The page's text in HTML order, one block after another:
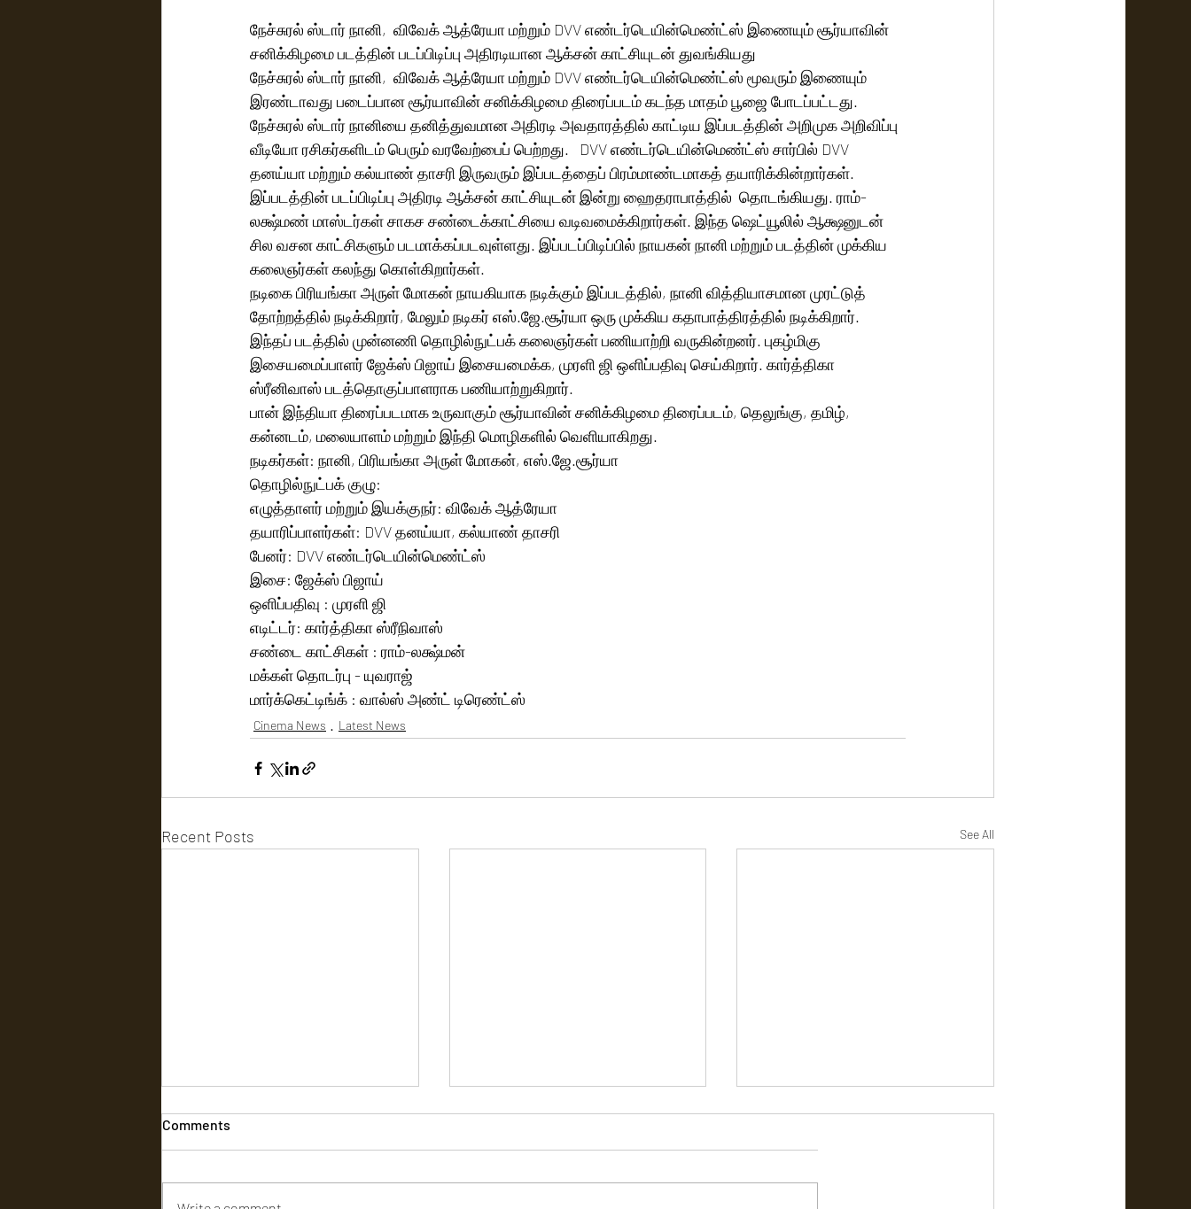
நேச்சுரல் ஸ்டார் நானி,  விவேக் ஆத்ரேயா மற்றும் DVV எண்டர்டெயின்மெண்ட்ஸ் இணையும் சூர்யாவின்
சனிக்கிழமை படத்தின் படப்பிடிப்பு அதிரடியான ஆக்சன் காட்சியுடன் துவங்கியது
நேச்சுரல் ஸ்டார் நானி,  விவேக் ஆத்ரேயா மற்றும் DVV எண்டர்டெயின்மெண்ட்ஸ் மூவரும் இணையும்
இரண்டாவது படைப்பான சூர்யாவின் சனிக்கிழமை திரைப்படம் கடந்த மாதம் பூஜை போடப்பட்டது.
நேச்சுரல் ஸ்டார் நானியை தனித்துவமான அதிரடி அவதாரத்தில் காட்டிய இப்படத்தின் அறிமுக அறிவிப்பு
வீடியோ ரசிகர்களிடம் பெரும் வரவேற்பைப் பெற்றது.   DVV எண்டர்டெயின்மெண்ட்ஸ் சார்பில் DVV
தனய்யா மற்றும் கல்யாண் தாசரி இருவரும் இப்படத்தைப் பிரம்மாண்டமாகத் தயாரிக்கின்றார்கள்.
இப்படத்தின் படப்பிடிப்பு அதிரடி ஆக்சன் காட்சியுடன் இன்று ஹைதராபாத்தில்  தொடங்கியது. ராம்-
லக்ஷ்மண் மாஸ்டர்கள் சாகச சண்டைக்காட்சியை வடிவமைக்கிறார்கள். இந்த ஷெட்யூலில் ஆக்ஷனுடன்
சில வசன காட்சிகளும் படமாக்கப்படவுள்ளது. இப்படப்பிடிப்பில் நாயகன் நானி மற்றும் படத்தின் முக்கிய
கலைஞர்கள் கலந்து கொள்கிறார்கள்.
நடிகை பிரியங்கா அருள் மோகன் நாயகியாக நடிக்கும் இப்படத்தில், நானி வித்தியாசமான முரட்டுத்
தோற்றத்தில் நடிக்கிறார், மேலும் நடிகர் எஸ்.ஜே.சூர்யா ஒரு முக்கிய கதாபாத்திரத்தில் நடிக்கிறார்.
இந்தப் படத்தில் முன்னணி தொழில்நுட்பக் கலைஞர்கள் பணியாற்றி வருகின்றனர். புகழ்மிகு
இசையமைப்பாளர் ஜேக்ஸ் பிஜாய் இசையமைக்க, முரளி ஜி ஒளிப்பதிவு செய்கிறார். கார்த்திகா
ஸ்ரீனிவாஸ் படத்தொகுப்பாளராக பணியாற்றுகிறார்.
பான் இந்தியா திரைப்படமாக உருவாகும் சூர்யாவின் சனிக்கிழமை திரைப்படம், தெலுங்கு, தமிழ்,
கன்னடம், மலையாளம் மற்றும் இந்தி மொழிகளில் வெளியாகிறது.
நடிகர்கள்: நானி, பிரியங்கா அருள் மோகன், எஸ்.ஜே.சூர்யா
தொழில்நுட்பக் குழு:
எழுத்தாளர் மற்றும் இயக்குநர்: விவேக் ஆத்ரேயா
தயாரிப்பாளர்கள்: DVV தனய்யா, கல்யாண் தாசரி
பேனர்: DVV எண்டர்டெயின்மெண்ட்ஸ்
இசை: ஜேக்ஸ் பிஜாய்
ஒளிப்பதிவு : முரளி ஜி
எடிட்டர்: கார்த்திகா ஸ்ரீநிவாஸ்
சண்டை காட்சிகள் : ராம்-லக்ஷ்மன்
மக்கள் தொடர்பு - யுவராஜ்
மார்க்கெட்டிங்க் : வால்ஸ் அண்ட் டிரெண்ட்ஸ்
Cinema News Latest News
Recent Posts See All
Comments